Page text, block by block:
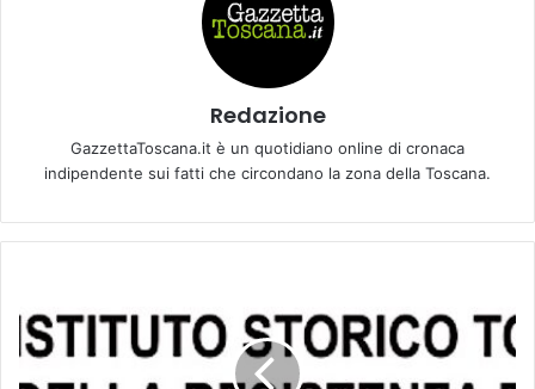
Redazione
GazzettaToscana.it è un quotidiano online di cronaca
indipendente sui fatti che circondano la zona della Toscana.
c
o